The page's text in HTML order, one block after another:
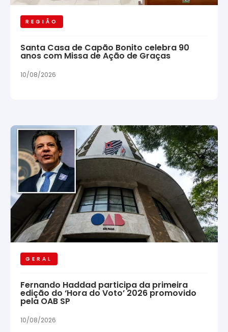
REGIÃO
Santa Casa de Capão Bonito celebra 90
anos com Missa de Ação de Graças
10/08/2026
GERAL
Fernando Haddad participa da primeira
edição do ‘Hora do Voto’ 2026 promovido
pela OAB SP
10/08/2026